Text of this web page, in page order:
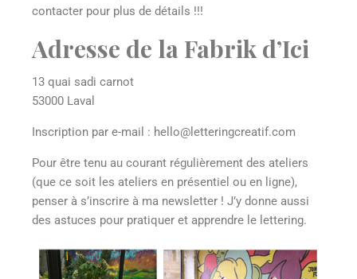
contacter pour plus de détails !!!
Adresse de la Fabrik d’Ici
13 quai sadi carnot
53000 Laval
Inscription par e-mail : hello@letteringcreatif.com
Pour être tenu au courant régulièrement des ateliers
(que ce soit les ateliers en présentiel ou en ligne),
penser à s’inscrire à ma newsletter ! J’y donne aussi
des astuces pour pratiquer et apprendre le lettering.